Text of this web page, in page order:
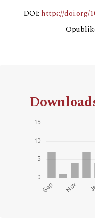
DOI: https://doi.org/